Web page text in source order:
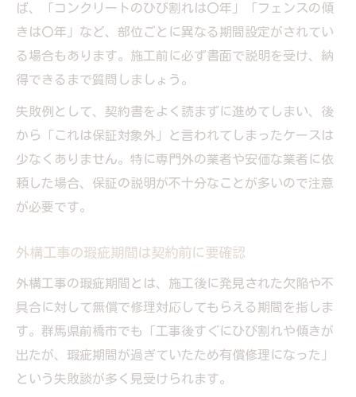
ば、「コンクリートのひび割れは〇年」「フェンスの傾
きは〇年」など、部位ごとに異なる期間設定がされてい
る場合もあります。施工前に必ず書面で説明を受け、納
得できるまで質問しましょう。
失敗例として、契約書をよく読まずに進めてしまい、後
から「これは保証対象外」と言われてしまったケースは
少なくありません。特に専門外の業者や安価な業者に依
頼した場合、保証の説明が不十分なことが多いので注意
が必要です。
外構工事の瑕疵期間は契約前に要確認
外構工事の瑕疵期間とは、施工後に発見された欠陥や不
具合に対して無償で修理対応してもらえる期間を指しま
す。群馬県前橋市でも「工事後すぐにひび割れや傾きが
出たが、瑕疵期間が過ぎていたため有償修理になった」
という失敗談が多く見受けられます。